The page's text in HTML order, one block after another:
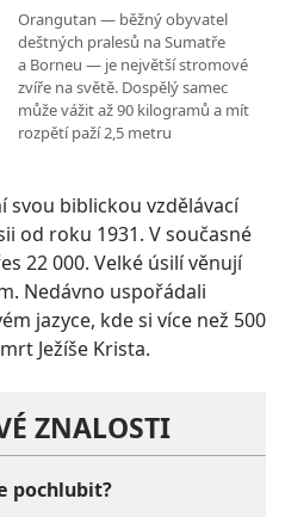
Orangutan — běžný obyvatel
deštných pralesů na Sumatře
a Borneu — je největší stromové
zvíře na světě. Dospělý samec
může vážit až 90 kilogramů a mít
rozpětí paží 2,5 metru
svou biblickou vzdělávací
od roku 1931. V současné
22 000. Velké úsilí věnují
Nedávno uspořádali
jazyce, kde si více než 500
Ježíše Krista.
ZNALOSTI
pochlubit?